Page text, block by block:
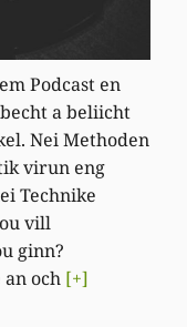
Podcast en
a beliicht
Nei Methoden
virun eng
Technike
vill
ginn?
och [+]